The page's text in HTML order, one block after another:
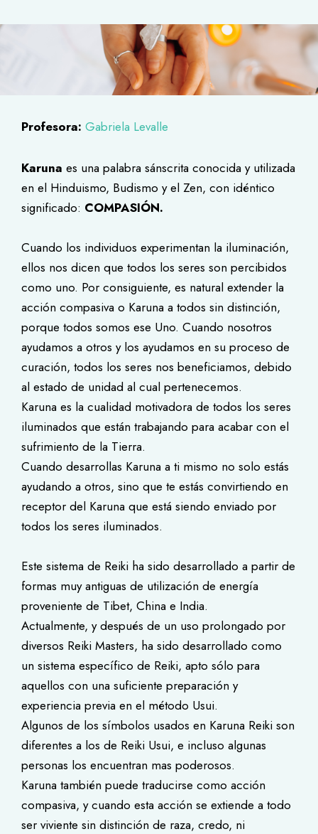
Profesora: Gabriela Levalle
Karuna es una palabra sánscrita conocida y utilizada
en el Hinduismo, Budismo y el Zen, con idéntico
significado: COMPASIÓN.
Cuando los individuos experimentan la iluminación,
ellos nos dicen que todos los seres son percibidos
como uno. Por consiguiente, es natural extender la
acción compasiva o Karuna a todos sin distinción,
porque todos somos ese Uno. Cuando nosotros
ayudamos a otros y los ayudamos en su proceso de
curación, todos los seres nos beneficiamos, debido
al estado de unidad al cual pertenecemos.
Karuna es la cualidad motivadora de todos los seres
iluminados que están trabajando para acabar con el
sufrimiento de la Tierra.
Cuando desarrollas Karuna a ti mismo no solo estás
ayudando a otros, sino que te estás convirtiendo en
receptor del Karuna que está siendo enviado por
todos los seres iluminados.
Este sistema de Reiki ha sido desarrollado a partir de
formas muy antiguas de utilización de energía
proveniente de Tibet, China e India.
Actualmente, y después de un uso prolongado por
diversos Reiki Masters, ha sido desarrollado como
un sistema específico de Reiki, apto sólo para
aquellos con una suficiente preparación y
experiencia previa en el método Usui.
Algunos de los símbolos usados en Karuna Reiki son
diferentes a los de Reiki Usui, e incluso algunas
personas los encuentran mas poderosos.
Karuna también puede traducirse como acción
compasiva, y cuando esta acción se extiende a todo
ser viviente sin distinción de raza, credo, ni